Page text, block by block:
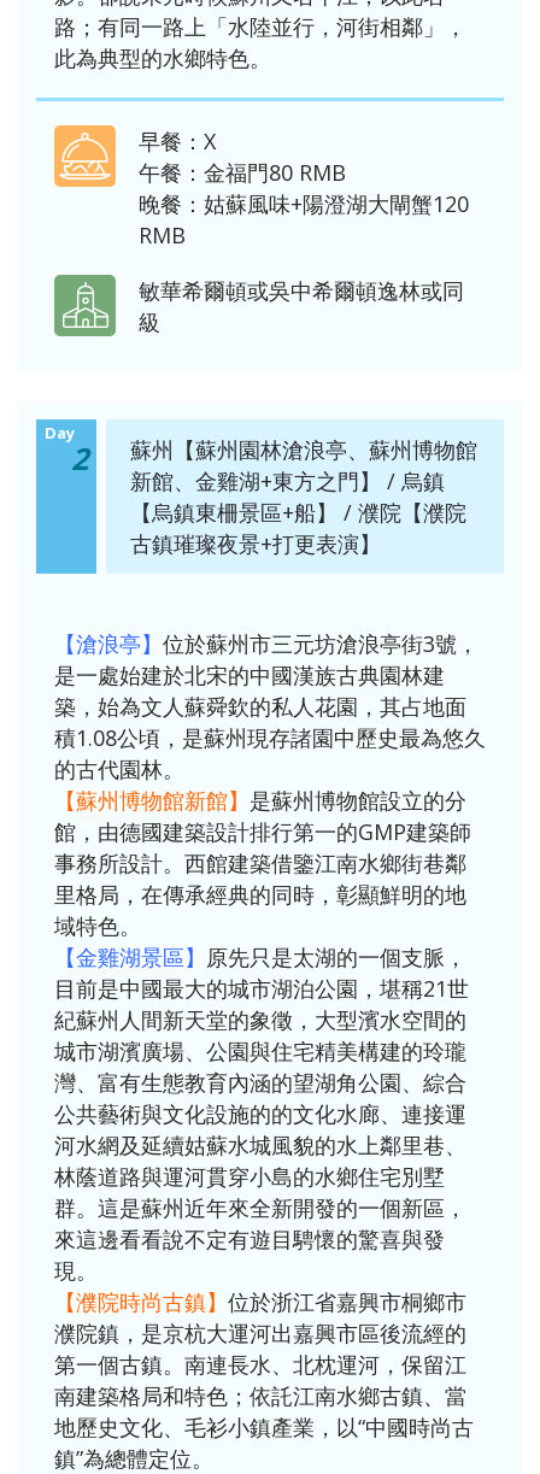
路；有同一路上「水陸並行，河街相鄰」，
此為典型的水鄉特色。
早餐：X
午餐：金福門80 RMB
晚餐：姑蘇風味+陽澄湖大閘蟹120
RMB
敏華希爾頓或吳中希爾頓逸林或同
級
Day
2
蘇州【蘇州園林滄浪亭、蘇州博物館
新館、金雞湖+東方之門】 / 烏鎮
【烏鎮東柵景區+船】 / 濮院【濮院
古鎮璀璨夜景+打更表演】
【滄浪亭】 位於蘇州市三元坊滄浪亭街3號，
是一處始建於北宋的中國漢族古典園林建
築，始為文人蘇舜欽的私人花園，其占地面
積1.08公頃，是蘇州現存諸園中歷史最為悠久
的古代園林。
【蘇州博物館新館】 是蘇州博物館設立的分
館，由德國建築設計排行第一的GMP建築師
事務所設計。西館建築借鑒江南水鄉街巷鄰
里格局，在傳承經典的同時，彰顯鮮明的地
域特色。
【金雞湖景區】 原先只是太湖的一個支脈，
目前是中國最大的城市湖泊公園，堪稱21世
紀蘇州人間新天堂的象徵，大型濱水空間的
城市湖濱廣場、公園與住宅精美構建的玲瓏
灣、富有生態教育內涵的望湖角公園、綜合
公共藝術與文化設施的的文化水廊、連接運
河水網及延續姑蘇水城風貌的水上鄰里巷、
林蔭道路與運河貫穿小島的水鄉住宅別墅
群。這是蘇州近年來全新開發的一個新區，
來這邊看看說不定有遊目騁懷的驚喜與發
現。
【濮院時尚古鎮】 位於浙江省嘉興市桐鄉市
濮院鎮，是京杭大運河出嘉興市區後流經的
第一個古鎮。南連長水、北枕運河，保留江
南建築格局和特色；依託江南水鄉古鎮、當
地歷史文化、毛衫小鎮產業，以“中國時尚古
鎮”為總體定位。